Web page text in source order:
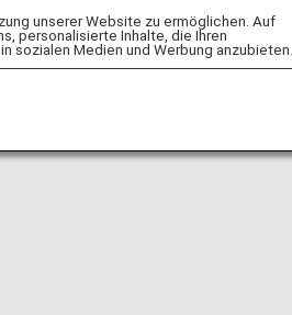
unserer Website zu ermöglichen. Auf
personalisierte Inhalte, die Ihren
sozialen Medien und Werbung anzubieten.